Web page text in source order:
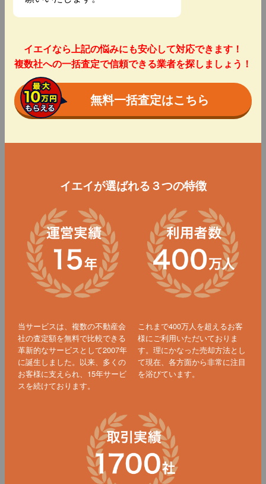
イエイなら上記の悩みにも安心して対応できます！
複数社への一括査定で信頼できる業者を探しましょう！
無料一括査定はこちら
イエイが選ばれる３つの特徴
当サービスは、複数の不動産会
社の査定額を無料で比較できる
革新的なサービスとして2007年
に誕生しました。以来、多くの
お客様に支えられ、15年サービ
スを続けております。
これまで400万人を超えるお客
様にご利用いただいておりま
す。理にかなった売却方法とし
て現在、各方面から非常に注目
を浴びています。